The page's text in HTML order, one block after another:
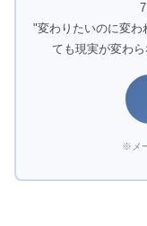
"変わりたいのに変わ
ても現実が変わ
※メ